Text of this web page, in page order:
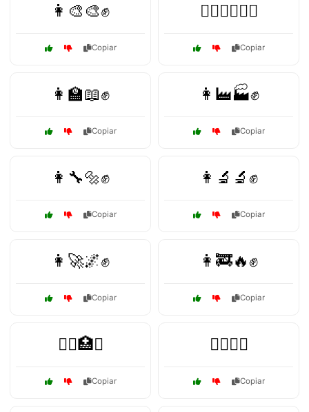
👩‍🎨🎨✊
Copiar
👩‍🏊‍♀️🏊‍♀️✊
Copiar
👩‍🏫📖✊
Copiar
👩‍🏭🏭✊
Copiar
👩‍🔧🔩✊
Copiar
👩‍🔬🔬✊
Copiar
👩‍🚀🌌✊
Copiar
👩‍🚒🔥✊
Copiar
👩‍⚕️🏥✊
Copiar
👩‍⚖️⚖️✊
Copiar